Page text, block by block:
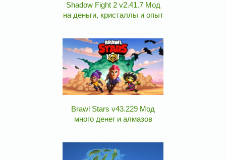
Shadow Fight 2 v2.41.7 Мод
на деньги, кристаллы и опыт
Brawl Stars v43.229 Мод
много денег и алмазов